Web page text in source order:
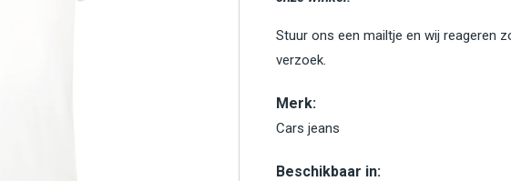
Stuur ons een mailtje en wij reageren
verzoek.
Merk:
Cars jeans
Beschikbaar in: